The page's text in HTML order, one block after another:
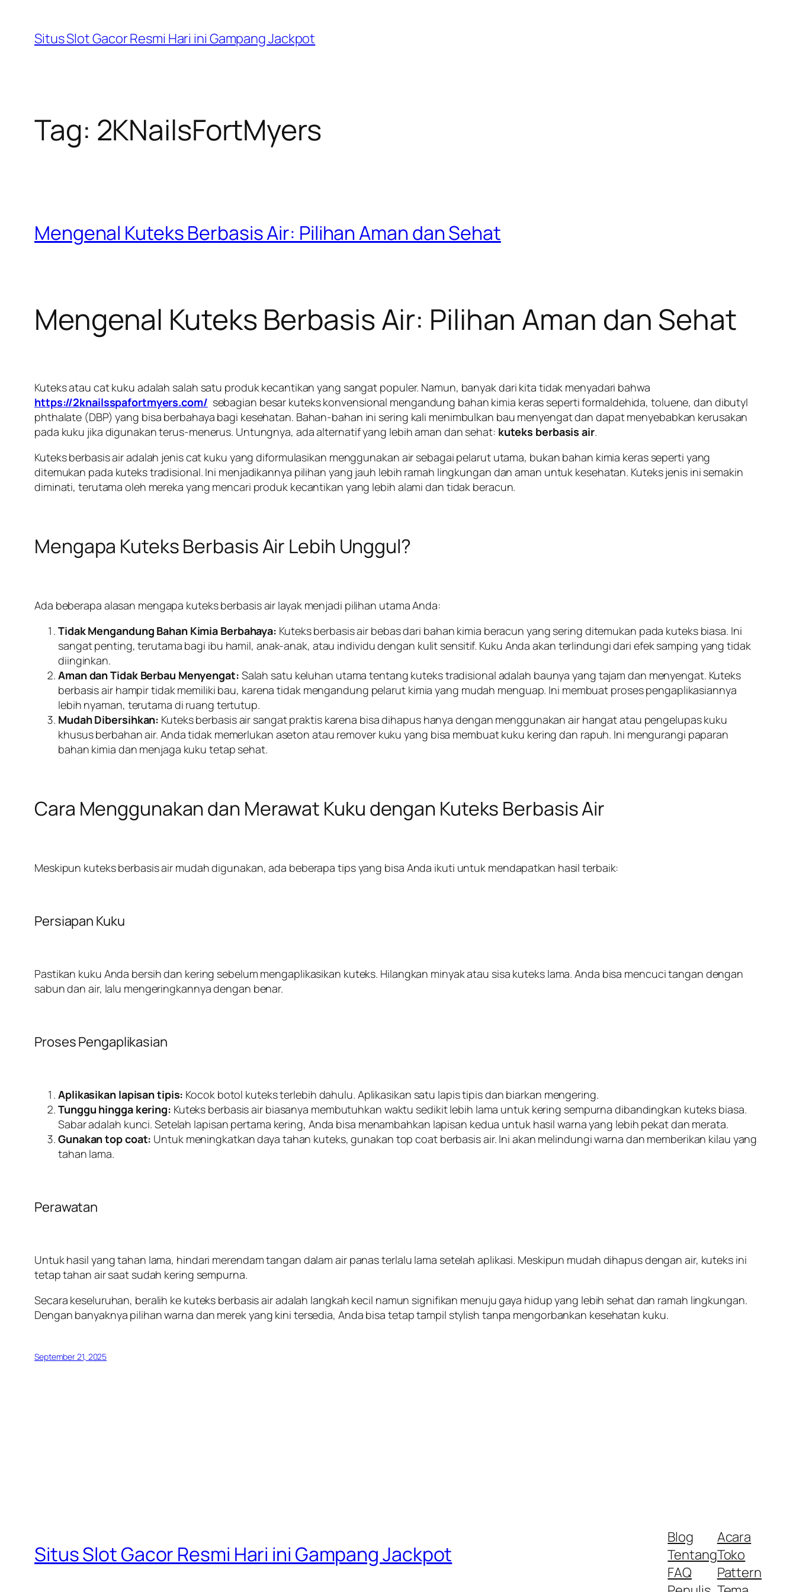
konten
Situs Slot Gacor Resmi Hari ini Gampang Jackpot
Tag: 2KNailsFortMyers
Mengenal Kuteks Berbasis Air: Pilihan Aman dan Sehat
Mengenal Kuteks Berbasis Air: Pilihan Aman dan Sehat
Kuteks atau cat kuku adalah salah satu produk kecantikan yang sangat populer. Namun, banyak dari kita tidak menyadari bahwa
https://2knailsspafortmyers.com/ sebagian besar kuteks konvensional mengandung bahan kimia keras seperti formaldehida, toluene, dan dibutyl
phthalate (DBP) yang bisa berbahaya bagi kesehatan. Bahan-bahan ini sering kali menimbulkan bau menyengat dan dapat menyebabkan kerusakan
pada kuku jika digunakan terus-menerus. Untungnya, ada alternatif yang lebih aman dan sehat: kuteks berbasis air.
Kuteks berbasis air adalah jenis cat kuku yang diformulasikan menggunakan air sebagai pelarut utama, bukan bahan kimia keras seperti yang
ditemukan pada kuteks tradisional. Ini menjadikannya pilihan yang jauh lebih ramah lingkungan dan aman untuk kesehatan. Kuteks jenis ini semakin
diminati, terutama oleh mereka yang mencari produk kecantikan yang lebih alami dan tidak beracun.
Mengapa Kuteks Berbasis Air Lebih Unggul?
Ada beberapa alasan mengapa kuteks berbasis air layak menjadi pilihan utama Anda:
Tidak Mengandung Bahan Kimia Berbahaya: Kuteks berbasis air bebas dari bahan kimia beracun yang sering ditemukan pada kuteks biasa. Ini
sangat penting, terutama bagi ibu hamil, anak-anak, atau individu dengan kulit sensitif. Kuku Anda akan terlindungi dari efek samping yang tidak
diinginkan.
Aman dan Tidak Berbau Menyengat: Salah satu keluhan utama tentang kuteks tradisional adalah baunya yang tajam dan menyengat. Kuteks
berbasis air hampir tidak memiliki bau, karena tidak mengandung pelarut kimia yang mudah menguap. Ini membuat proses pengaplikasiannya
lebih nyaman, terutama di ruang tertutup.
Mudah Dibersihkan: Kuteks berbasis air sangat praktis karena bisa dihapus hanya dengan menggunakan air hangat atau pengelupas kuku
khusus berbahan air. Anda tidak memerlukan aseton atau remover kuku yang bisa membuat kuku kering dan rapuh. Ini mengurangi paparan
bahan kimia dan menjaga kuku tetap sehat.
Cara Menggunakan dan Merawat Kuku dengan Kuteks Berbasis Air
Meskipun kuteks berbasis air mudah digunakan, ada beberapa tips yang bisa Anda ikuti untuk mendapatkan hasil terbaik:
Persiapan Kuku
Pastikan kuku Anda bersih dan kering sebelum mengaplikasikan kuteks. Hilangkan minyak atau sisa kuteks lama. Anda bisa mencuci tangan dengan
sabun dan air, lalu mengeringkannya dengan benar.
Proses Pengaplikasian
Aplikasikan lapisan tipis: Kocok botol kuteks terlebih dahulu. Aplikasikan satu lapis tipis dan biarkan mengering.
Tunggu hingga kering: Kuteks berbasis air biasanya membutuhkan waktu sedikit lebih lama untuk kering sempurna dibandingkan kuteks biasa.
Sabar adalah kunci. Setelah lapisan pertama kering, Anda bisa menambahkan lapisan kedua untuk hasil warna yang lebih pekat dan merata.
Gunakan top coat: Untuk meningkatkan daya tahan kuteks, gunakan top coat berbasis air. Ini akan melindungi warna dan memberikan kilau yang
tahan lama.
Perawatan
Untuk hasil yang tahan lama, hindari merendam tangan dalam air panas terlalu lama setelah aplikasi. Meskipun mudah dihapus dengan air, kuteks ini
tetap tahan air saat sudah kering sempurna.
Secara keseluruhan, beralih ke kuteks berbasis air adalah langkah kecil namun signifikan menuju gaya hidup yang lebih sehat dan ramah lingkungan.
Dengan banyaknya pilihan warna dan merek yang kini tersedia, Anda bisa tetap tampil stylish tanpa mengorbankan kesehatan kuku.
September 21, 2025
Situs Slot Gacor Resmi Hari ini Gampang Jackpot
Blog
Tentang
FAQ
Acara
Toko
Pattern